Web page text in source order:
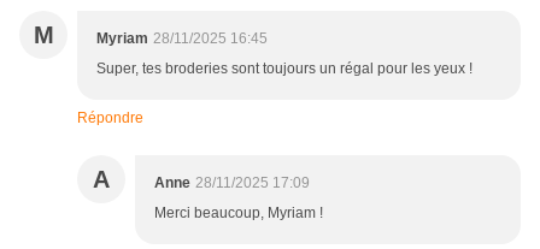
M Myriam 28/11/2025 16:45
Super, tes broderies sont toujours un régal pour les yeux !
Répondre
A Anne 28/11/2025 17:09
Merci beaucoup, Myriam !